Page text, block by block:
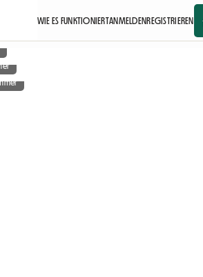
WIE ES FUNKTIONIERTANMELDENREGISTRIEREN